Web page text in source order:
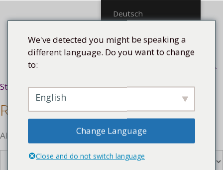
Menü
Startseite/Künstler/ Raylven Friman
Raylven Friman
Alle 9 Ergebnisse werden angezeigt
Deutsch
We've detected you might be speaking a
different language. Do you want to change
to:
English
Change Language
Close and do not switch language